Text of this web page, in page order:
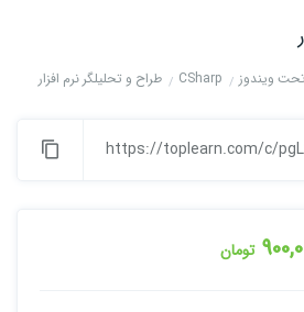
تحت ویندوز CSharp طراح و تحلیلگر نرم افزار
https://toplearn.com/c/
تومان